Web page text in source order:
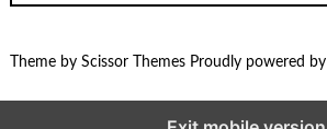
Theme by Scissor ThemesProudly powered by